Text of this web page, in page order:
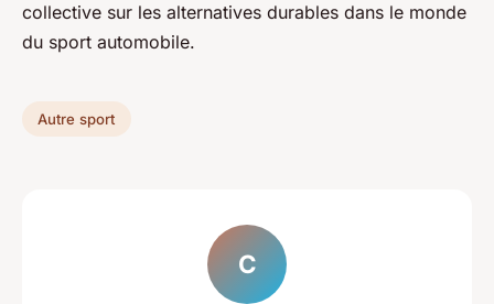
collective sur les alternatives durables dans le monde
du sport automobile.
Autre sport
C